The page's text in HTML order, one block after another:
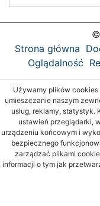
Strona główna
Oglądalność
Używamy plików
umieszczanie naszym
usług, reklamy,
ustawień przeglądarki,
urządzeniu końcowym i
bezpiecznego
zarządzać plikami
informacji o tym jak